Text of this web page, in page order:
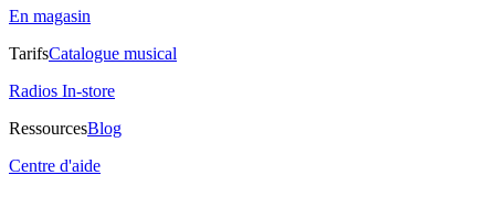
En magasin
TarifsCatalogue musical
Radios In-store
RessourcesBlog
Centre d'aide